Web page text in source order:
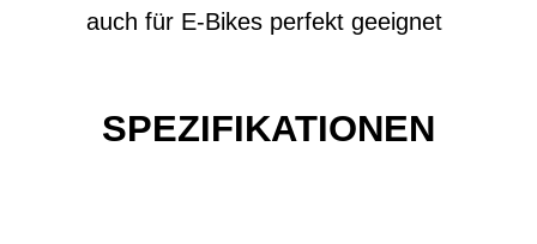
auch für E-Bikes perfekt geeignet
SPEZIFIKATIONEN